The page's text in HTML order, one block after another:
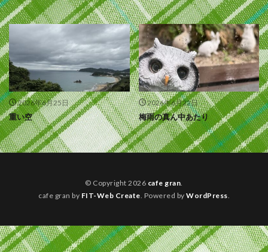
2026年6月25日
重い空
2026年6月22日
梅雨の真ん中あたり
© Copyright 2026 cafe gran.
cafe gran by FIT-Web Create. Powered by WordPress.